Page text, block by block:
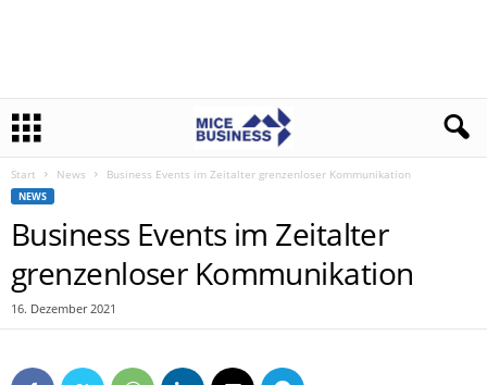
Start News Business Events im Zeitalter grenzenloser Kommunikation
NEWS
Business Events im Zeitalter
grenzenloser Kommunikation
16. Dezember 2021